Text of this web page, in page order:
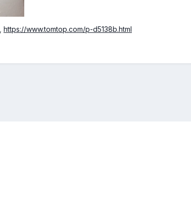
https://www.tomtop.com/p-d5138b.html